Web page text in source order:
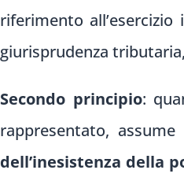
riferimento
giurisprudenza
Secondo principio:
rappresentato,
dell’inesistenza della